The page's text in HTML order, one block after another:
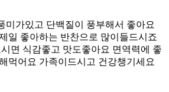
미가있고 단백질이 풍부해서 좋아요
일 좋아하는 반찬으로 많이들드시죠
면 식감좋고 맛도좋아요 면역력에 좋
먹어요 가족이드시고 건강챙기세요